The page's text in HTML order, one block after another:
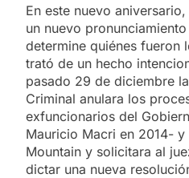
En este nuevo
un nuevo
determine quiénes fueron
trató de un hecho
pasado 29 de diciembre
Criminal anulara los
exfuncionarios del
Mauricio Macri en 2014-
Mountain y solicitara al
dictar una nueva